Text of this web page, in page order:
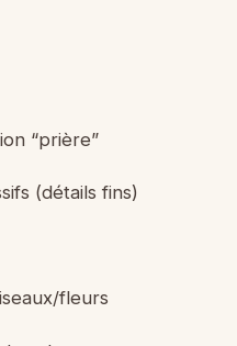
“prière”
(détails fins)
fleurs